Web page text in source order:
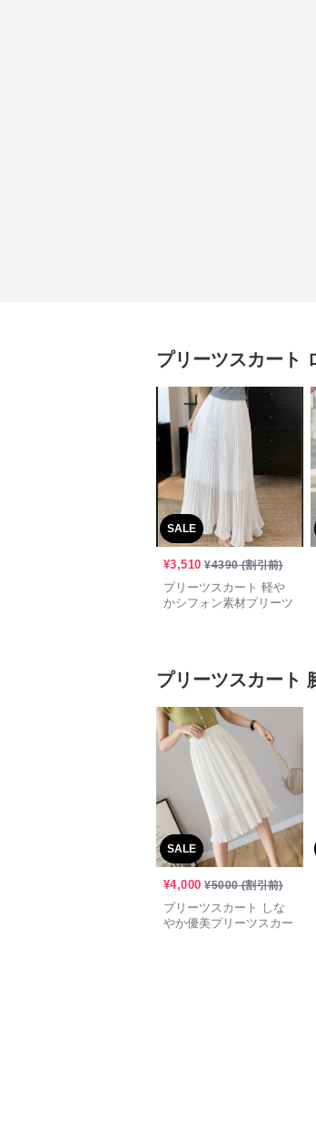
プリーツスカート
SALE
¥3,510 ¥4390(割引前)
プリーツスカート 軽や
かシフォン素材プリーツ
プリーツスカート
SALE
¥4,000 ¥5000(割引前)
プリーツスカート しな
やか優美プリーツスカー